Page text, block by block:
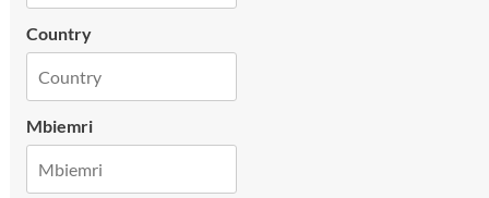
Country
Mbiemri